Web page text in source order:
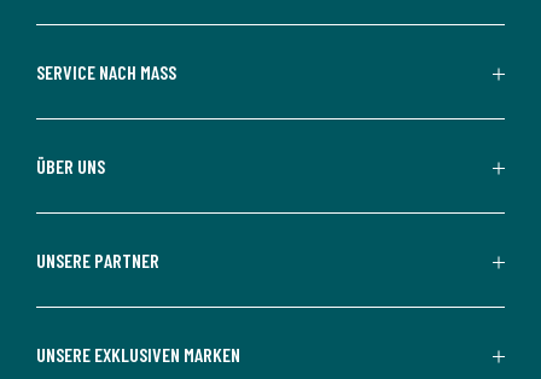
SERVICE NACH MASS
ÜBER UNS
UNSERE PARTNER
UNSERE EXKLUSIVEN MARKEN